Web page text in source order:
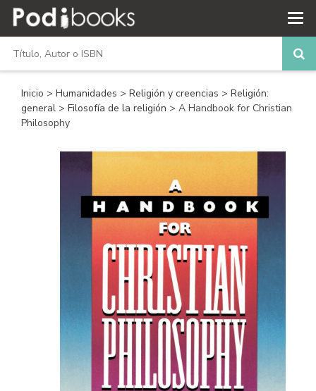
Inicio > Humanidades > Religión y creencias > Religión:
general > Filosofía de la religión > A Handbook for Christian
Philosophy